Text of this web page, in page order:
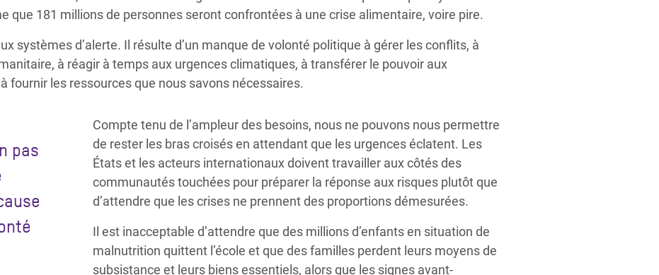
que 181 millions de personnes seront confrontées à une crise alimentaire, voire pire.
systèmes d’alerte. Il résulte d’un manque de volonté politique à gérer les conflits, à
à réagir à temps aux urgences climatiques, à transférer le pouvoir aux
fournir les ressources que nous savons nécessaires.
pas
Compte tenu de l’ampleur des besoins, nous ne pouvons nous permettre
de rester les bras croisés en attendant que les urgences éclatent. Les
États et les acteurs internationaux doivent travailler aux côtés des
communautés touchées pour préparer la réponse aux risques plutôt que
d’attendre que les crises ne prennent des proportions démesurées.
Il est inacceptable d’attendre que des millions d’enfants en situation de
malnutrition quittent l’école et que des familles perdent leurs moyens de
subsistance et leurs biens essentiels, alors que les signes avant-